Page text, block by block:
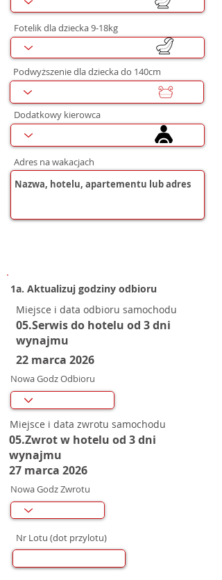
Fotelik dla dziecka 9-18kg
Podwyższenie dla dziecka do 140cm
Dodatkowy kierowca
Adres na wakacjach
1a. Aktualizuj godziny odbioru
Miejsce i data odbioru samochodu
05.Serwis do hotelu od 3 dni
wynajmu
22 marca 2026
Nowa Godz Odbioru
Miejsce i data zwrotu samochodu
05.Zwrot w hotelu od 3 dni
wynajmu
27 marca 2026
Nowa Godz Zwrotu
Nr Lotu (dot przylotu)